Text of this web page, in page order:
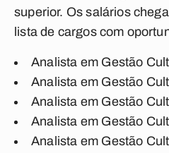
superior. Os salários
lista de cargos com
Analista em Gestão
Analista em Gestão
Analista em Gestão
Analista em Gestão
Analista em Gestão